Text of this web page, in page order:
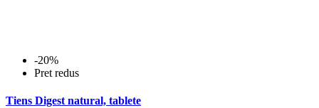
-20%
Pret redus
Tiens Digest natural, tablete